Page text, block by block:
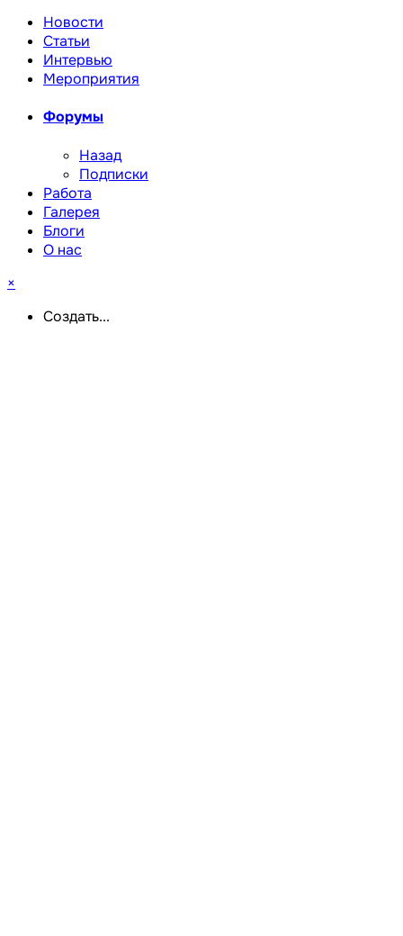
Новости
Статьи
Интервью
Мероприятия
Форумы
Назад
Подписки
Работа
Галерея
Блоги
О нас
×
Создать...